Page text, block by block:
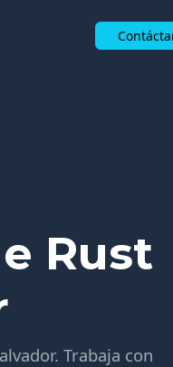
Rust
Trabaja con